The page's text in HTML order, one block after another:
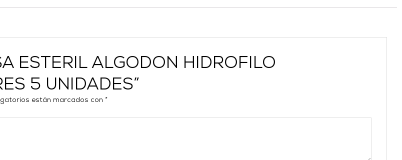
ESTERIL ALGODON HIDROFILO
5 UNIDADES”
están marcados con*